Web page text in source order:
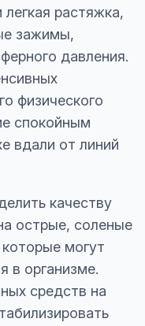
растяжка,
зажимы,
давления.
физического
спокойным
вдали от линий
качеству
острые, соленые
могут
в организме.
средств на